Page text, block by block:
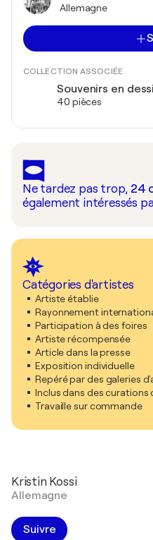
Allemagne
COLLECTION ASSOCIÉE
Souvenirs en
40 pièces
Ne tardez pas trop, 24
également intéressés
Catégories d'artistes
Artiste établie
Rayonnement
Participation à des foires
Artiste récompensée
Article dans la presse
Exposition individuelle
Repéré par des galeries
Inclus dans des curations
Travaille sur commande
Kristin Kossi
Allemagne
Suivre